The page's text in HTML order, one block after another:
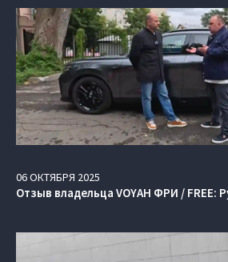
06ОКТЯБРЯ 2025
Отзыв владельца VOYAH ФРИ / FREE: